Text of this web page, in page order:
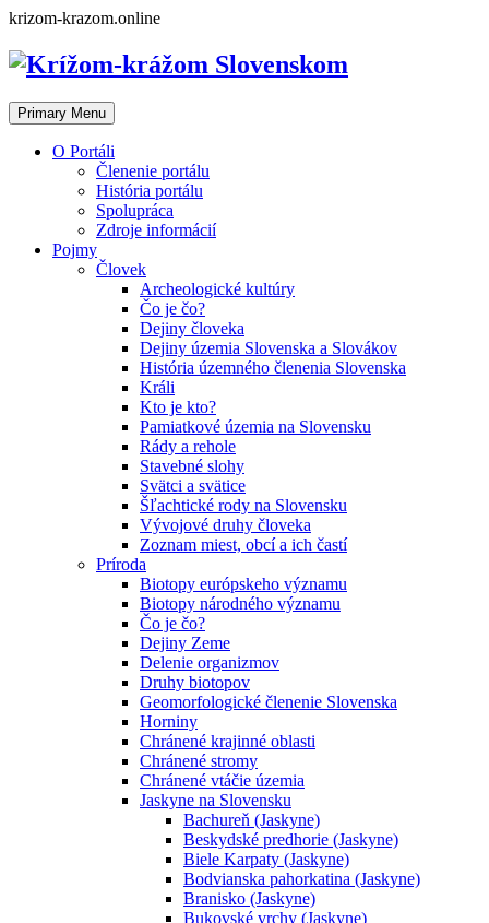
Skip
content
krizom-krazom.online
Primary Menu
O Portáli
Členenie portálu
História portálu
Spolupráca
Zdroje informácií
Pojmy
Človek
Archeologické kultúry
Čo je čo?
Dejiny človeka
Dejiny územia Slovenska a Slovákov
História územného členenia Slovenska
Králi
Kto je kto?
Pamiatkové územia na Slovensku
Rády a rehole
Stavebné slohy
Svätci a svätice
Šľachtické rody na Slovensku
Vývojové druhy človeka
Zoznam miest, obcí a ich častí
Príroda
Biotopy európskeho významu
Biotopy národného významu
Čo je čo?
Dejiny Zeme
Delenie organizmov
Druhy biotopov
Geomorfologické členenie Slovenska
Horniny
Chránené krajinné oblasti
Chránené stromy
Chránené vtáčie územia
Jaskyne na Slovensku
Bachureň (Jaskyne)
Beskydské predhorie (Jaskyne)
Biele Karpaty (Jaskyne)
Bodvianska pahorkatina (Jaskyne)
Branisko (Jaskyne)
Bukovské vrchy (Jaskyne)